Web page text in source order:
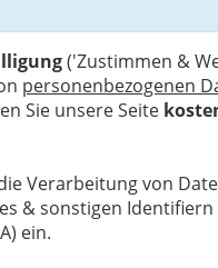
('Zustimmen &
personenbezogenen
Sie unsere Seite
Verarbeitung von
& sonstigen
ein.
Graz
Gutschein